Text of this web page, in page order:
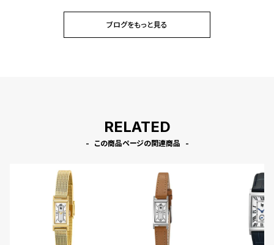
ブログをもっと見る
RELATED
この商品ページの関連商品